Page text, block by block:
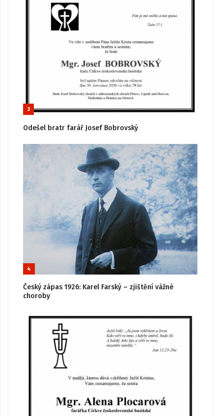
3
Odešel bratr farář Josef Bobrovský
4
Český zápas 1926: Karel Farský – zjištění vážné
choroby